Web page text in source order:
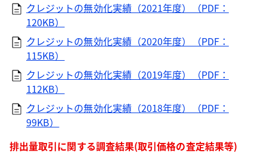
クレジットの無効化実績（2021年度）（PDF：
120KB）
クレジットの無効化実績（2020年度）（PDF：
115KB）
クレジットの無効化実績（2019年度）（PDF：
112KB）
クレジットの無効化実績（2018年度）（PDF：
99KB）
排出量取引に関する調査結果(取引価格の査定結果等)